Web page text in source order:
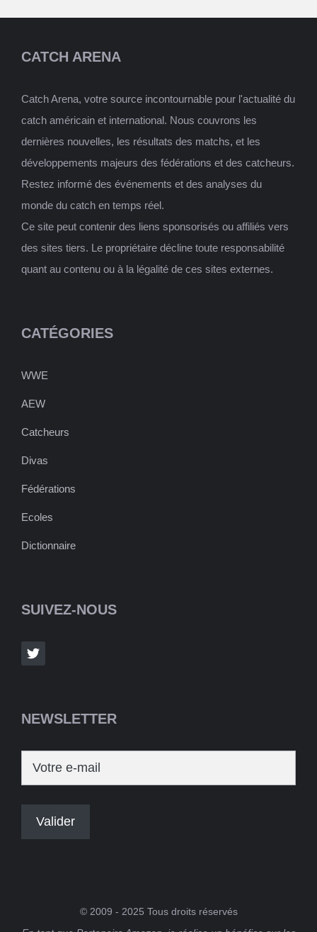
CATCH ARENA
Catch Arena, votre source incontournable pour l'actualité du
catch américain et international. Nous couvrons les
dernières nouvelles, les résultats des matchs, et les
développements majeurs des fédérations et des catcheurs.
Restez informé des événements et des analyses du
monde du catch en temps réel.
Ce site peut contenir des liens sponsorisés ou affiliés vers
des sites tiers. Le propriétaire décline toute responsabilité
quant au contenu ou à la légalité de ces sites externes.
CATÉGORIES
WWE
AEW
Catcheurs
Divas
Fédérations
Ecoles
Dictionnaire
SUIVEZ-NOUS
NEWSLETTER
© 2009 - 2025 Tous droits réservés